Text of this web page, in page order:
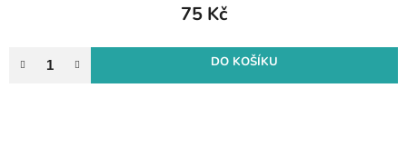
75 Kč
DO KOŠÍKU